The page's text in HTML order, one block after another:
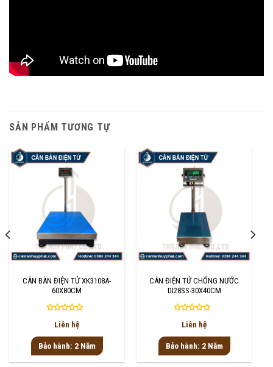
SẢN PHẨM TƯƠNG TỰ
CÂN BÀN ĐIỆN TỬ XK3108A-
60X80CM
Được
hạng
0
5
Liên hệ
Bảo hành: 2 Năm
CÂN ĐIỆN TỬ CHỐNG NƯỚC
DI28SS-30X40CM
Được
hạng
0
5
Liên hệ
Bảo hành: 2 Năm